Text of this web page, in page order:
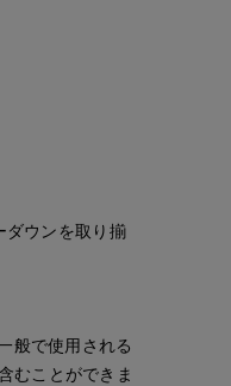
ダウンを取り揃
般で使用される
むことができま